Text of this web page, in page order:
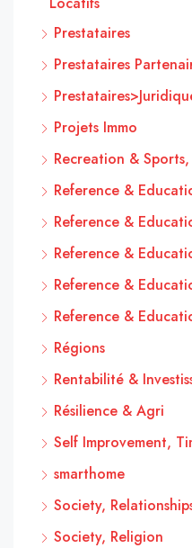
Prestataires
Prestataires
Projets Immo
Recreation &
Reference &
Reference &
Reference &
Reference &
Reference &
Régions
Rentabilité &
Résilience & Agri
Self Improvement,
smarthome
Society,
Society, Religion